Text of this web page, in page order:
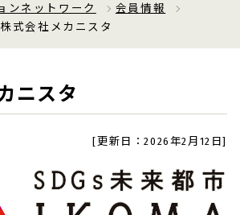
ンネットワーク
会員情報
株式会社メカニスタ
ニスタ
[更新日：2026年2月12日]